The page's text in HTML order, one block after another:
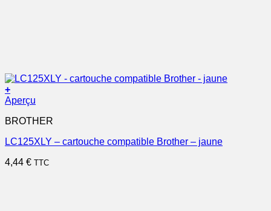
+
Aperçu
BROTHER
LC125XLY – cartouche compatible Brother – jaune
4,44 € TTC